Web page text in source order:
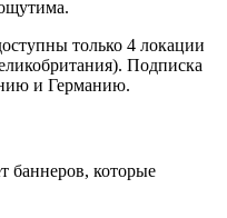
только 4 локации
Подписка
и Германию.
баннеров, которые